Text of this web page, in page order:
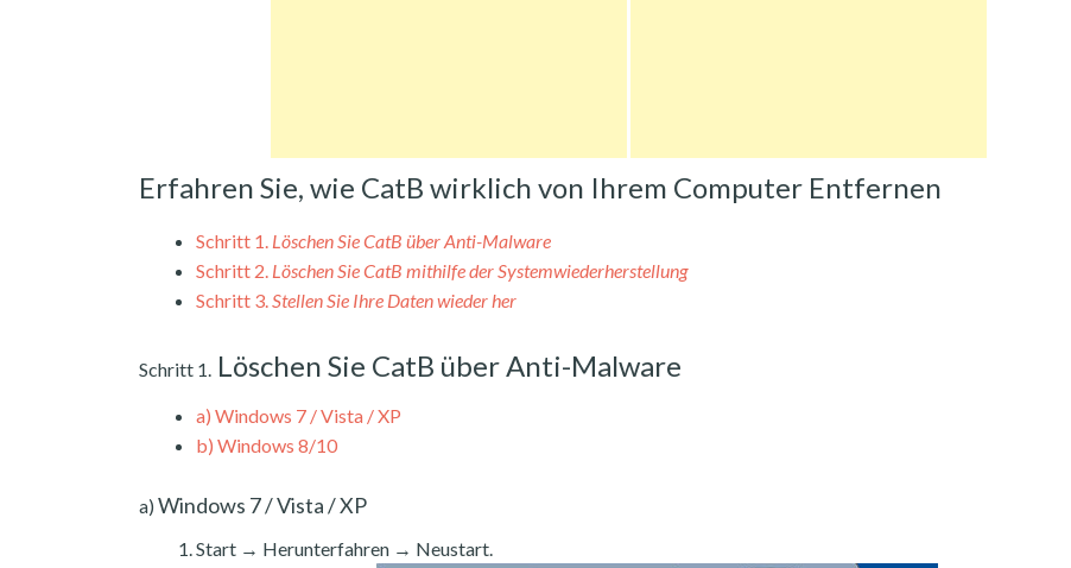
Erfahren Sie, wie CatB wirklich von Ihrem Computer Entfernen
Schritt 1. Löschen Sie CatB über Anti-Malware
Schritt 2. Löschen Sie CatB mithilfe der Systemwiederherstellung
Schritt 3.Stellen Sie Ihre Daten wieder her
Schritt 1. Löschen Sie CatB über Anti-Malware
a) Windows 7 / Vista / XP
b) Windows 8/10
a) Windows 7 / Vista / XP
Start → Herunterfahren → Neustart.